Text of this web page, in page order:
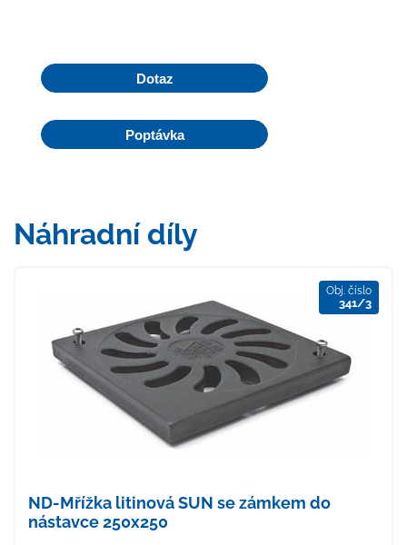
Dotaz
Poptávka
Náhradní díly
Obj. číslo
341/3
ND-Mřížka litinová SUN se zámkem do
nástavce 250x250